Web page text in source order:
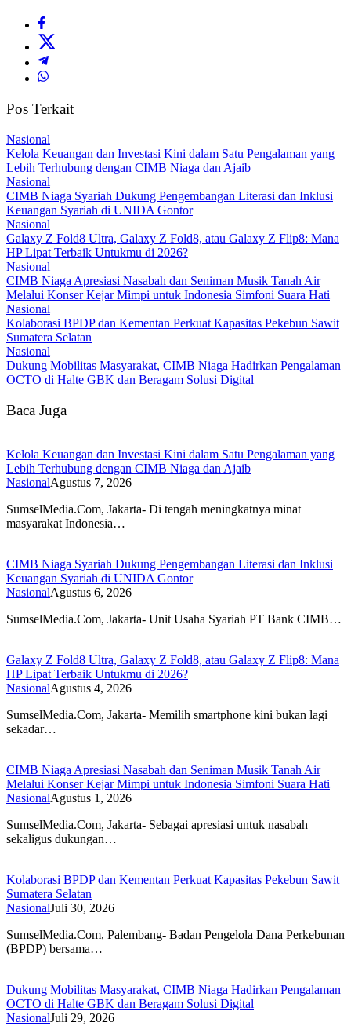
Pos Terkait
Nasional
Kelola Keuangan dan Investasi Kini dalam Satu Pengalaman yang
Lebih Terhubung dengan CIMB Niaga dan Ajaib
Nasional
CIMB Niaga Syariah Dukung Pengembangan Literasi dan Inklusi
Keuangan Syariah di UNIDA Gontor
Nasional
Galaxy Z Fold8 Ultra, Galaxy Z Fold8, atau Galaxy Z Flip8: Mana
HP Lipat Terbaik Untukmu di 2026?
Nasional
CIMB Niaga Apresiasi Nasabah dan Seniman Musik Tanah Air
Melalui Konser Kejar Mimpi untuk Indonesia Simfoni Suara Hati
Nasional
Kolaborasi BPDP dan Kementan Perkuat Kapasitas Pekebun Sawit
Sumatera Selatan
Nasional
Dukung Mobilitas Masyarakat, CIMB Niaga Hadirkan Pengalaman
OCTO di Halte GBK dan Beragam Solusi Digital
Baca Juga
Kelola Keuangan dan Investasi Kini dalam Satu Pengalaman yang
Lebih Terhubung dengan CIMB Niaga dan Ajaib
NasionalAgustus 7, 2026
SumselMedia.Com, Jakarta- Di tengah meningkatnya minat
masyarakat Indonesia…
CIMB Niaga Syariah Dukung Pengembangan Literasi dan Inklusi
Keuangan Syariah di UNIDA Gontor
NasionalAgustus 6, 2026
SumselMedia.Com, Jakarta- Unit Usaha Syariah PT Bank CIMB…
Galaxy Z Fold8 Ultra, Galaxy Z Fold8, atau Galaxy Z Flip8: Mana
HP Lipat Terbaik Untukmu di 2026?
NasionalAgustus 4, 2026
SumselMedia.Com, Jakarta- Memilih smartphone kini bukan lagi
sekadar…
CIMB Niaga Apresiasi Nasabah dan Seniman Musik Tanah Air
Melalui Konser Kejar Mimpi untuk Indonesia Simfoni Suara Hati
NasionalAgustus 1, 2026
SumselMedia.Com, Jakarta- Sebagai apresiasi untuk nasabah
sekaligus dukungan…
Kolaborasi BPDP dan Kementan Perkuat Kapasitas Pekebun Sawit
Sumatera Selatan
NasionalJuli 30, 2026
SumselMedia.Com, Palembang- Badan Pengelola Dana Perkebunan
(BPDP) bersama…
Dukung Mobilitas Masyarakat, CIMB Niaga Hadirkan Pengalaman
OCTO di Halte GBK dan Beragam Solusi Digital
NasionalJuli 29, 2026